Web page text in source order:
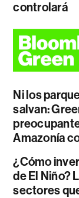
controlará
Ni los
salvan:
Amazonía
¿Cómo
de El Niño?
sectores